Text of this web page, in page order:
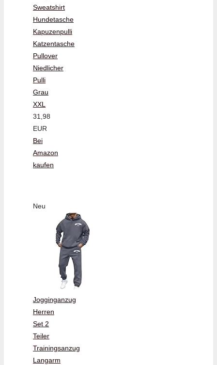
Sweatshirt
Hundetasche
Kapuzenpulli
Katzentasche
Pullover
Niedlicher
Pulli
Grau
XXL
31,98
EUR
Bei
Amazon
kaufen
Neu
Jogginganzug
Herren
Set 2
Teiler
Trainingsanzug
Langarm